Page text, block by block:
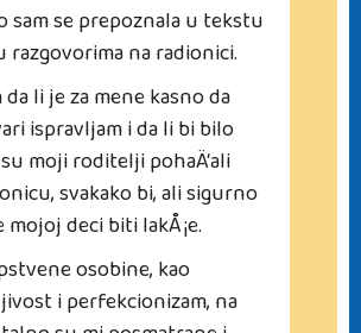
sam se prepoznala u tekstu
na radionici.
li je za mene kasno da
ispravljam i da li bi bilo
moji roditelji pohaÄ‘ali
svakako bi, ali sigurno
mojoj deci biti lakÅ¡e.
osobine, kao
i perfekcionizam, na